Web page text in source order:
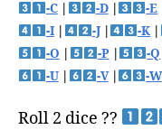
-C| -D| -E
-I| -J| -K
-O
-P| -Q
-U| -V| -W
Roll 2 dice ??